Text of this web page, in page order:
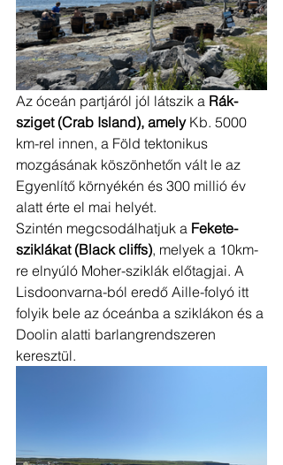
Az óceán partjáról jól látszik a Rák-
sziget (Crab Island), amely Kb. 5000
km-rel innen, a Föld tektonikus
mozgásának köszönhetőn vált le az
Egyenlítő környékén és 300 millió év
alatt érte el mai helyét.
Szintén megcsodálhatjuk a Fekete-
sziklákat (Black cliffs), melyek a 10km-
re elnyúló Moher-sziklák előtagjai. A
Lisdoonvarna-ból eredő Aille-folyó itt
folyik bele az óceánba a sziklákon és a
Doolin alatti barlangrendszeren
keresztül.​